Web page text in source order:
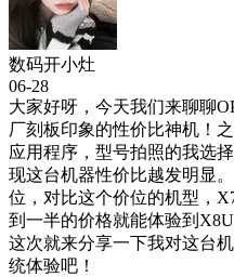
数码开小灶
06-28
大家好呀，今天我们来聊聊
厂刻板印象的性价比神机！
应用程序，型号拍照的我选
现这台机器性价比越发明显
位，对比这个价位的机型，
到一半的价格就能体验到X8U
这次就来分享一下我对这台
统体验吧！